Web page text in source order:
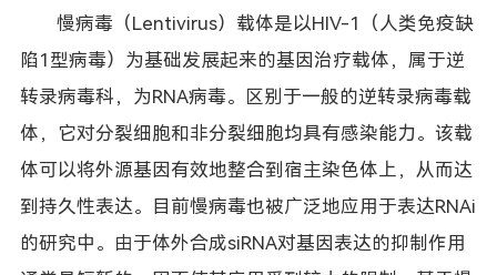
慢病毒（Lentivirus）载体是以HIV-1（人类免疫缺
陷1型病毒）为基础发展起来的基因治疗载体，属于逆
转录病毒科，为RNA病毒。区别于一般的逆转录病毒载
体，它对分裂细胞和非分裂细胞均具有感染能力。该载
体可以将外源基因有效地整合到宿主染色体上，从而达
到持久性表达。目前慢病毒也被广泛地应用于表达RNAi
的研究中。由于体外合成siRNA对基因表达的抑制作用